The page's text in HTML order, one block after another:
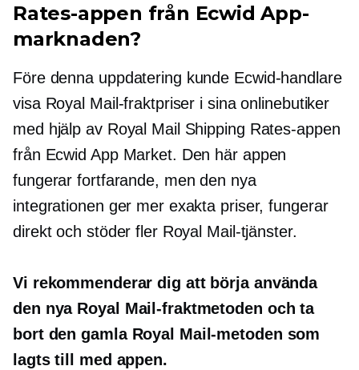
Rates-appen från Ecwid App-
marknaden?
Före denna uppdatering kunde Ecwid-handlare
visa Royal Mail-fraktpriser i sina onlinebutiker
med hjälp av Royal Mail Shipping Rates-appen
från Ecwid App Market. Den här appen
fungerar fortfarande, men den nya
integrationen ger mer exakta priser, fungerar
direkt och stöder fler Royal Mail-tjänster.
Vi rekommenderar dig att börja använda
den nya Royal Mail-fraktmetoden och ta
bort den gamla Royal Mail-metoden som
lagts till med appen.